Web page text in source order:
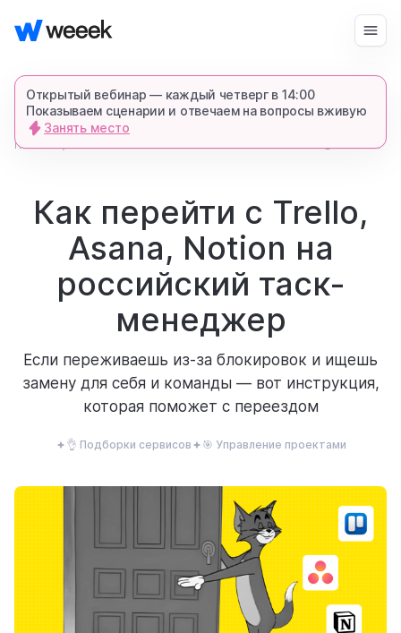
Открытый вебинар — каждый четверг в 14:00
Показываем сценарии и отвечаем на вопросы вживую
Занять место
продукт
возможности
для кого
блог
полезности и рассказы о приятном
запросить демонстрацию
Войти Начать бесплатно
главная блог 6550 2 мин.
Как перейти с Trello,
Asana, Notion на
российский таск-
менеджер
Если переживаешь из-за блокировок и ищешь
замену для себя и команды — вот инструкция,
которая поможет с переездом
👌 Подборки сервисов 🎯 Управление проектами